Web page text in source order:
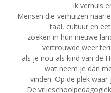
Ik verhuis
Mensen die verhuizen naar
taal, cultuur en
zoeken in hun nieuwe
vertrouwde weer
als je nou als kind van de
wat neem je dan
vinden. Op de plek
De